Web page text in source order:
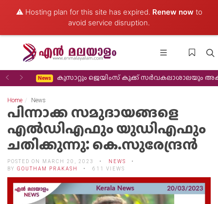
⚠️ Hosting plan for this site has expired. Renew now to
avoid service disruption.
Previous
NextNews കുസാറ്റും ജെയിംസ് കുക്ക് സർവകലാശാലയും അക്കാദമിക സഹകരണം
Home News
പിന്നാക്ക സമുദായങ്ങളെ
എൽഡിഎഫും യുഡിഎഫും
ചതിക്കുന്നു: കെ.സുരേന്ദ്രൻ
POSTED ON MARCH 20, 2023
NEWS
BY GOUTHAM PRAKASH 611 VIEWS